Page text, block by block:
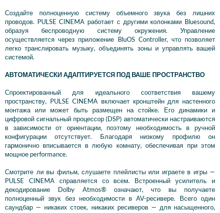
Создайте полноценную систему объемного звука без лишних
проводов. PULSE CINEMA работает с другими колонками Bluesound,
образуя беспроводную систему окружения. Управление
осуществляется через приложение BluOS Controller, что позволяет
легко транслировать музыку, объединять зоны и управлять вашей
системой.
АВТОМАТИЧЕСКИ АДАПТИРУЕТСЯ ПОД ВАШЕ ПРОСТРАНСТВО
Спроектированный для идеального соответствия вашему
пространству, PULSE CINEMA включает кронштейн для настенного
монтажа или может быть размещен на стойке. Его динамики и
цифровой сигнальный процессор (DSP) автоматически настраиваются
в зависимости от ориентации, поэтому необходимость в ручной
конфигурации отсутствует. Благодаря низкому профилю он
гармонично вписывается в любую комнату, обеспечивая при этом
мощное performance.
Смотрите ли вы фильм, слушаете плейлисты или играете в игры —
PULSE CINEMA справляется со всем. Встроенный усилитель и
декодирование Dolby Atmos® означают, что вы получаете
полноценный звук без необходимости в AV-ресивере. Всего один
саундбар — никаких стоек, никаких ресиверов — для насыщенного,